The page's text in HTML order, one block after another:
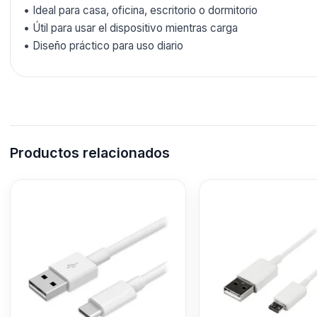
• Ideal para casa, oficina, escritorio o dormitorio
• Útil para usar el dispositivo mientras carga
• Diseño práctico para uso diario
Productos relacionados